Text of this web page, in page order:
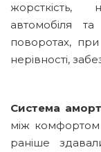
жорсткість,
автомобіля
поворотах,
нерівності,
Система
між комфортом
раніше